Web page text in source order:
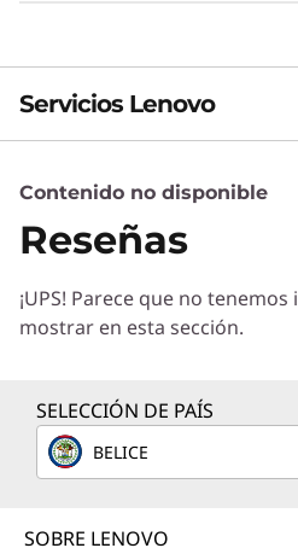
F
F
S
A
S
Servicios Lenovo
Servicios de
Diseñe la mejor estrategia
correcta para sus
empresariales.
Servicios de
ayudaremos a simplificar la
Contenido no disponible
Reseñas
¡UPS! Parece que no
mostrar en esta sección.
SELECCIÓN DE PAÍS
BELICE
SOBRE LENOVO